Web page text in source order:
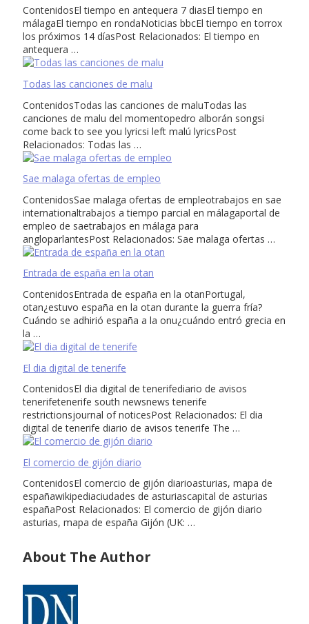
ContenidosEl tiempo en antequera 7 diasEl tiempo en
málagaEl tiempo en rondaNoticias bbcEl tiempo en torrox
los próximos 14 díasPost Relacionados: El tiempo en
antequera …
Todas las canciones de malu
ContenidosTodas las canciones de maluTodas las
canciones de malu del momentopedro alborán songsi
come back to see you lyricsi left malú lyricsPost
Relacionados: Todas las …
Sae malaga ofertas de empleo
ContenidosSae malaga ofertas de empleotrabajos en sae
internationaltrabajos a tiempo parcial en málagaportal de
empleo de saetrabajos en málaga para
angloparlantesPost Relacionados: Sae malaga ofertas …
Entrada de españa en la otan
ContenidosEntrada de españa en la otanPortugal,
otan¿estuvo españa en la otan durante la guerra fría?
Cuándo se adhirió españa a la onu¿cuándo entró grecia en
la …
El dia digital de tenerife
ContenidosEl dia digital de tenerifediario de avisos
tenerifetenerife south newsnews tenerife
restrictionsjournal of noticesPost Relacionados: El dia
digital de tenerife diario de avisos tenerife The …
El comercio de gijón diario
ContenidosEl comercio de gijón diarioasturias, mapa de
españawikipediaciudades de asturiascapital de asturias
españaPost Relacionados: El comercio de gijón diario
asturias, mapa de españa Gijón (UK: …
About The Author